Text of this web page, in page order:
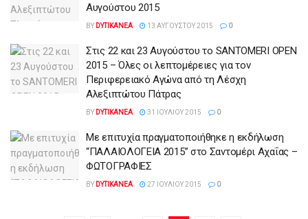
Αυγούστου 2015
BY DYTIKANEA 13 ΑΥΓΟΎΣΤΟΥ 2015 0
Στις 22 και 23 Αυγούστου το SANTOMERI OPEN
2015 – Όλες οι λεπτομέρειες για τον
Περιφερειακό Αγώνα από τη Λέσχη
Αλεξιπτώτου Πάτρας
BY DYTIKANEA 31 ΙΟΥΛΊΟΥ 2015 0
Με επιτυχία πραγματοποιήθηκε η εκδήλωση
“ΠΑΛΑΙΟΛΟΓΕΙΑ 2015” στο Σαντομέρι Αχαΐας –
ΦΩΤΟΓΡΑΦΙΕΣ
BY DYTIKANEA 27 ΙΟΥΛΊΟΥ 2015 0